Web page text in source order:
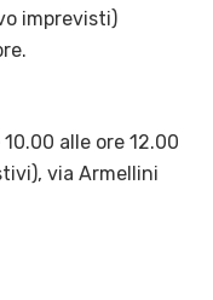
imprevisti)
alle ore 12.00
via Armellini